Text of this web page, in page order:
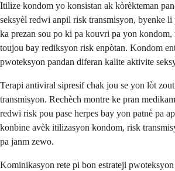
Itilize kondom yo konsistan ak kòrèkteman
seksyèl redwi anpil risk transmisyon, byenke li
ka prezan sou po ki pa kouvri pa yon
toujou bay rediksyon risk enpòtan. Kondom
pwoteksyon pandan diferan kalite aktivite
Terapi antiviral sipresif chak jou se yon lòt
transmisyon. Rechèch montre ke pran
redwi risk pou pase herpes bay yon patnè pa
konbine avèk itilizasyon kondom, risk
pa janm zewo.
Kominikasyon rete pi bon estrateji